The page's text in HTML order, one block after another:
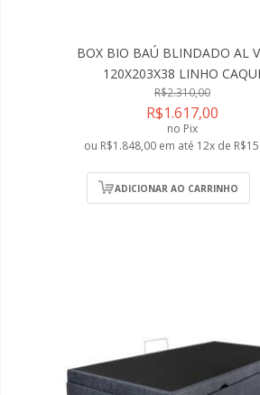
BOX BIO BAÚ BLINDADO AL
120X203X38 LINHO CAQUI
R$2.310,00
R$1.617,00
no Pix
ou R$1.848,00 em até 12x de
ADICIONAR AO CARRINHO